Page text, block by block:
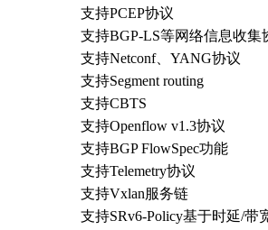
支持PCEP协议
支持BGP-LS等网络信息收集
支持Netconf、YANG协议
支持Segment routing
支持CBTS
支持Openflow v1.3协议
支持BGP FlowSpec功能
支持Telemetry协议
支持Vxlan服务链
支持SRv6-Policy基于时延/带